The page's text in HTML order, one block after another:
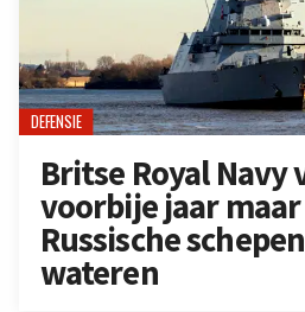
DEFENSIE
Britse Royal Navy
voorbije jaar
Russische
wateren